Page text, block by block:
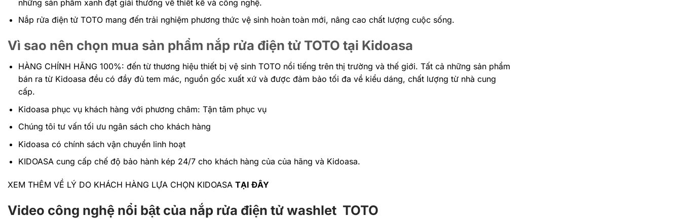
những sản phẩm xanh đạt giải thưởng về thiết kế và công nghệ.
Nắp rửa điện tử TOTO mang đến trải nghiệm phương thức vệ sinh hoàn toàn mới, nâng cao chất lượng cuộc sống.
Vì sao nên chọn mua sản phẩm nắp rửa điện tử TOTO tại Kidoasa
HÀNG CHÍNH HÃNG 100%: đến từ thương hiệu thiết bị vệ sinh TOTO nổi tiếng trên thị trường và thế giới. Tất cả những sản phẩm
bán ra từ Kidoasa đều có đầy đủ tem mác, nguồn gốc xuất xứ và được đảm bảo tối đa về kiểu dáng, chất lượng từ nhà cung
cấp.
Kidoasa phục vụ khách hàng với phương châm: Tận tâm phục vụ
Chúng tôi tư vấn tối ưu ngân sách cho khách hàng
Kidoasa có chính sách vận chuyển linh hoạt
KIDOASA cung cấp chế độ bảo hành kép 24/7 cho khách hàng của của hãng và Kidoasa.
XEM THÊM VỀ LÝ DO KHÁCH HÀNG LỰA CHỌN KIDOASA TẠI ĐÂY
Video công nghệ nổi bật của nắp rửa điện tử washlet TOTO